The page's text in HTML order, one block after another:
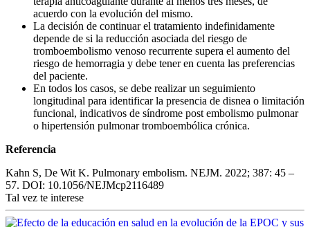
acuerdo con la evolución del mismo.
La decisión de continuar el tratamiento indefinidamente
depende de si la reducción asociada del riesgo de
tromboembolismo venoso recurrente supera el aumento del
riesgo de hemorragia y debe tener en cuenta las preferencias
del paciente.
En todos los casos, se debe realizar un seguimiento
longitudinal para identificar la presencia de disnea o limitación
funcional, indicativos de síndrome post embolismo pulmonar
o hipertensión pulmonar tromboembólica crónica.
Referencia
Kahn S, De Wit K. Pulmonary embolism. NEJM. 2022; 387: 45 –
57. DOI: 10.1056/NEJMcp2116489
Tal vez te interese